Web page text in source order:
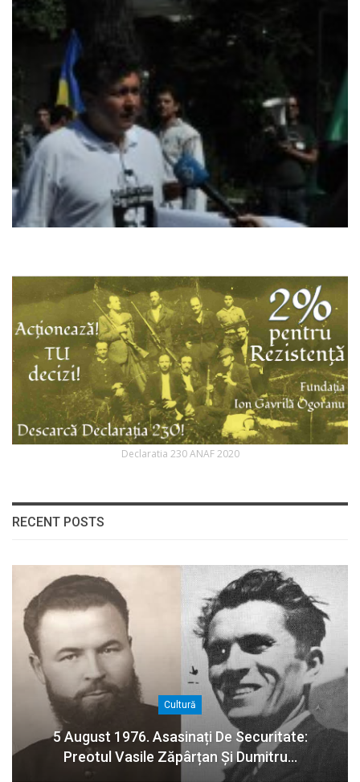
Declaratia 230 ANAF 2020
RECENT POSTS
Cultură
5 August 1976. Asasinați De Securitate:
Preotul Vasile Zăpârțan Și Dumitru…